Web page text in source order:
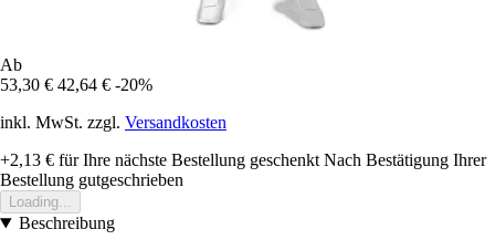
Ab
53,30 € 42,64 € -20%
inkl. MwSt. zzgl. Versandkosten
+2,13 € für Ihre nächste Bestellung geschenkt Nach Bestätigung Ihrer
Bestellung gutgeschrieben
Loading...
Beschreibung